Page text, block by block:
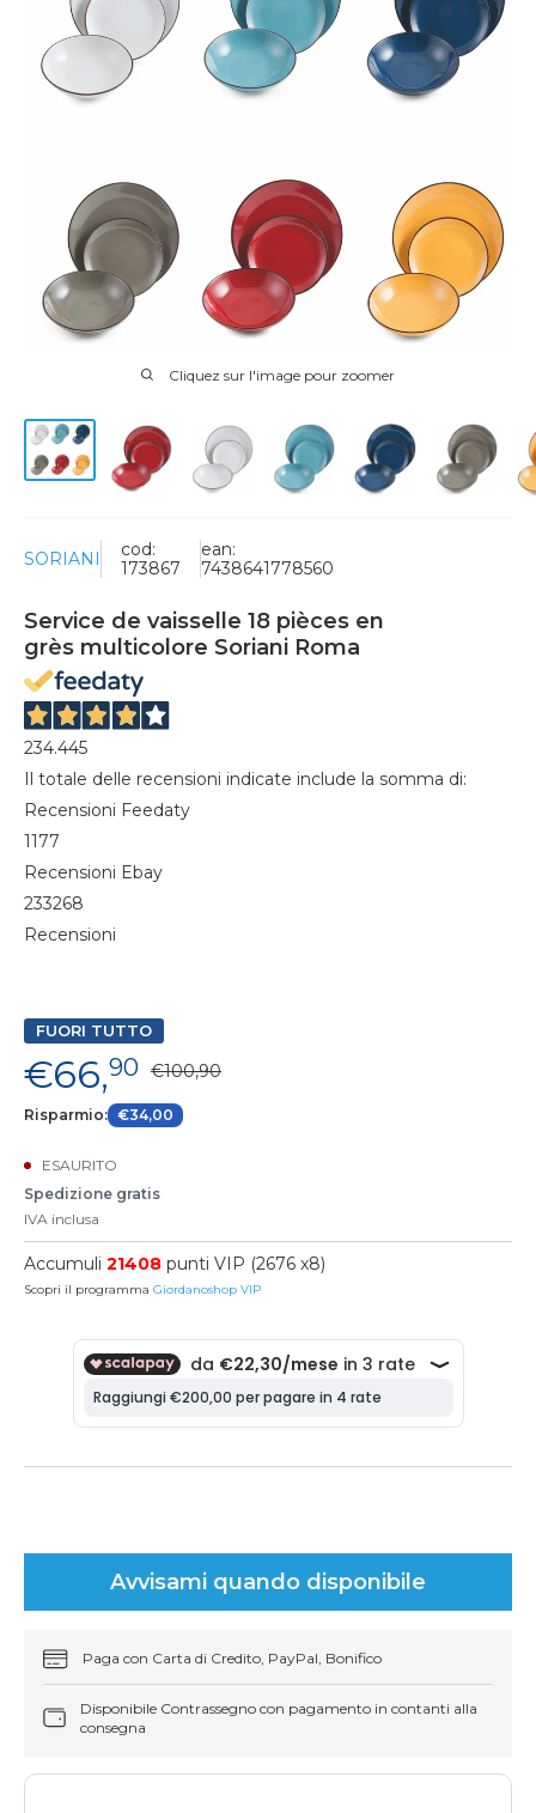
Cliquez sur l'image pour zoomer
SORIANI
cod:
173867
ean:
7438641778560
Service de vaisselle 18 pièces en
grès multicolore Soriani Roma
234.445
Il totale delle recensioni indicate include la somma di:
Recensioni Feedaty
1177
Recensioni Ebay
233268
Recensioni
FUORI TUTTO
€66,90 €100,90
Risparmio: €34,00
ESAURITO
Spedizione gratis
IVA inclusa
Accumuli 21408 punti VIP (2676 x8)
Scopri il programma Giordanoshop VIP
Avvisami quando disponibile
Paga con Carta di Credito, PayPal, Bonifico
Disponibile Contrassegno con pagamento in contanti alla
consegna